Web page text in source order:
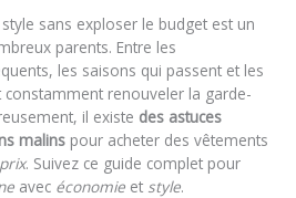
sans exploser le budget est un
parents. Entre les
les saisons qui passent et les
renouveler la garde-
il existe des astuces
malins pour acheter des vêtements
. Suivez ce guide complet pour
avec économie et style.